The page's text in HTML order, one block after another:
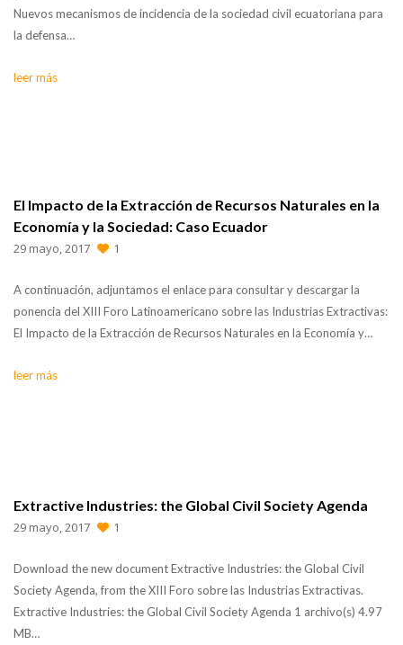
Nuevos mecanismos de incidencia de la sociedad civil ecuatoriana para
la defensa…
leer más
El Impacto de la Extracción de Recursos Naturales en la
Economía y la Sociedad: Caso Ecuador
29 mayo, 2017 1
A continuación, adjuntamos el enlace para consultar y descargar la
ponencia del XIII Foro Latinoamericano sobre las Industrias Extractivas:
El Impacto de la Extracción de Recursos Naturales en la Economía y…
leer más
Extractive Industries: the Global Civil Society Agenda
29 mayo, 2017 1
Download the new document Extractive Industries: the Global Civil
Society Agenda, from the XIII Foro sobre las Industrias Extractivas.
Extractive Industries: the Global Civil Society Agenda 1 archivo(s) 4.97
MB…